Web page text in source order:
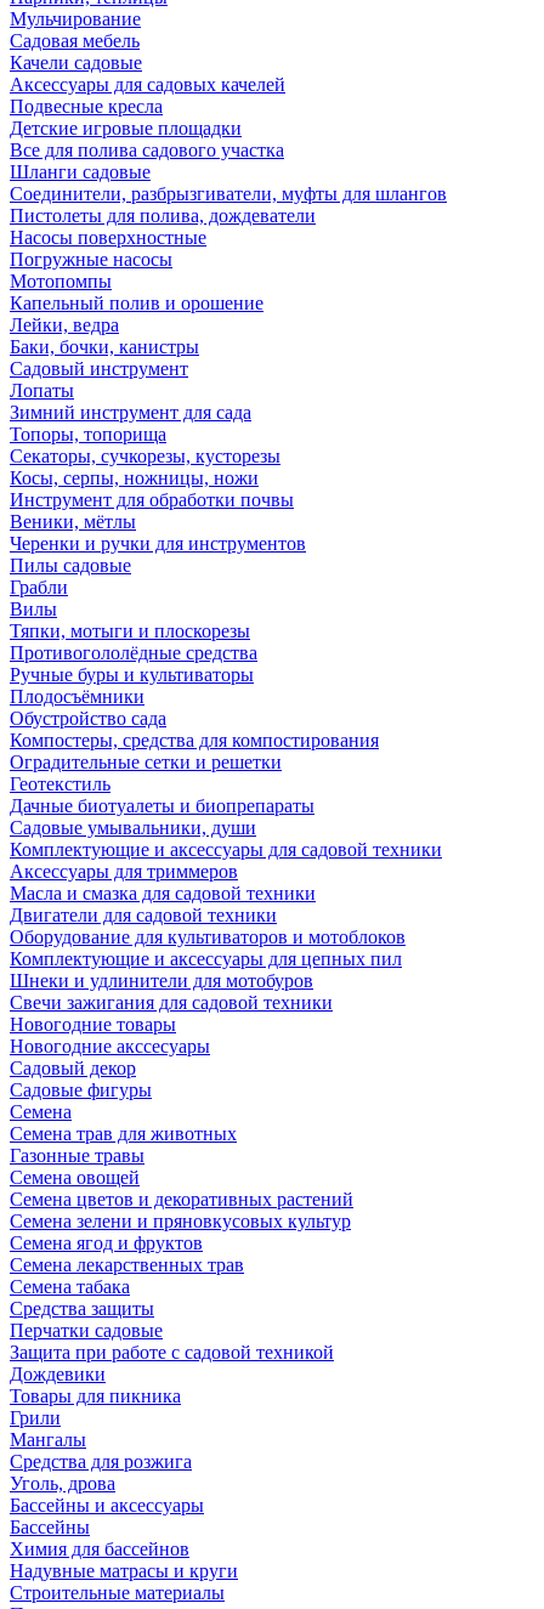
Мульчирование
Садовая мебель
Качели садовые
Аксессуары для садовых качелей
Подвесные кресла
Детские игровые площадки
Все для полива садового участка
Шланги садовые
Соединители, разбрызгиватели, муфты для шлангов
Пистолеты для полива, дождеватели
Насосы поверхностные
Погружные насосы
Мотопомпы
Капельный полив и орошение
Лейки, ведра
Баки, бочки, канистры
Садовый инструмент
Лопаты
Зимний инструмент для сада
Топоры, топорища
Секаторы, сучкорезы, кусторезы
Косы, серпы, ножницы, ножи
Инструмент для обработки почвы
Веники, мётлы
Черенки и ручки для инструментов
Пилы садовые
Грабли
Вилы
Тяпки, мотыги и плоскорезы
Противогололёдные средства
Ручные буры и культиваторы
Плодосъёмники
Обустройство сада
Компостеры, средства для компостирования
Оградительные сетки и решетки
Геотекстиль
Дачные биотуалеты и биопрепараты
Садовые умывальники, души
Комплектующие и аксессуары для садовой техники
Аксессуары для триммеров
Масла и смазка для садовой техники
Двигатели для садовой техники
Оборудование для культиваторов и мотоблоков
Комплектующие и аксессуары для цепных пил
Шнеки и удлинители для мотобуров
Свечи зажигания для садовой техники
Новогодние товары
Новогодние акссесуары
Садовый декор
Садовые фигуры
Семена
Семена трав для животных
Газонные травы
Семена овощей
Семена цветов и декоративных растений
Семена зелени и пряновкусовых культур
Семена ягод и фруктов
Семена лекарственных трав
Семена табака
Средства защиты
Перчатки садовые
Защита при работе с садовой техникой
Дождевики
Товары для пикника
Грили
Мангалы
Средства для розжига
Уголь, дрова
Бассейны и аксессуары
Бассейны
Химия для бассейнов
Надувные матрасы и круги
Строительные материалы